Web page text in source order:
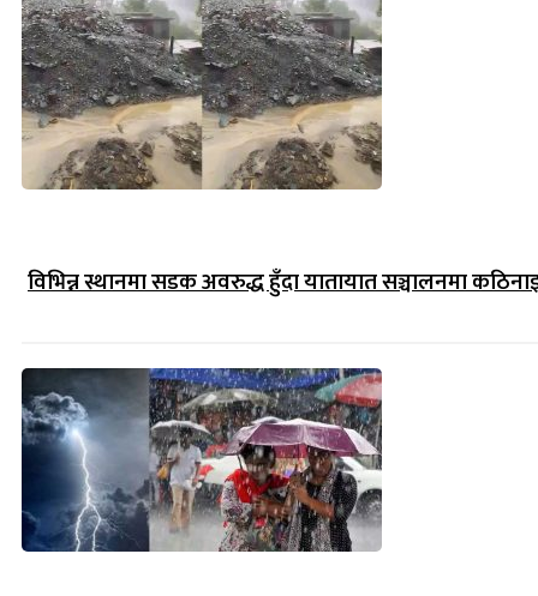
विभिन्न स्थानमा सडक अवरुद्ध हुँदा यातायात सञ्चालनमा